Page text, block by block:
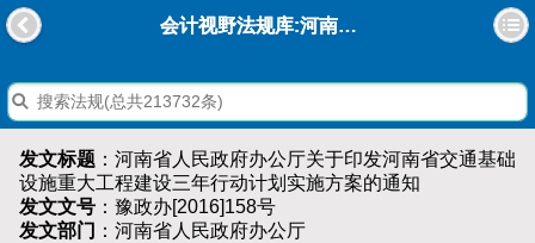
会计视野法规库:河南省人民政府办公厅关于印发河南省交通基础设施重大工程建设三年行动计划实施方案的通知
发文标题 ：河南省人民政府办公厅关于印发河南省交通基础
设施重大工程建设三年行动计划实施方案的通知
发文文号 ：豫政办[2016]158号
发文部门 ：河南省人民政府办公厅